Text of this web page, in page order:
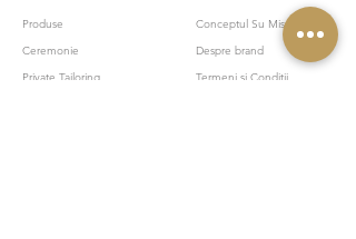
Produse
Ceremonie
Private Tailoring
Conceptul Su Misura
Despre brand
Termeni si Conditii